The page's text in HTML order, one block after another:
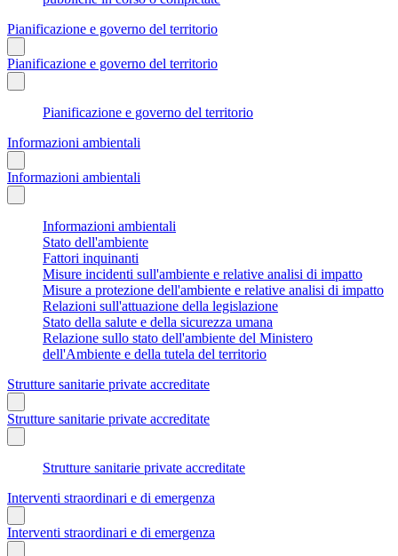
Pianificazione e governo del territorio
Pianificazione e governo del territorio
Pianificazione e governo del territorio
Informazioni ambientali
Informazioni ambientali
Informazioni ambientali
Stato dell'ambiente
Fattori inquinanti
Misure incidenti sull'ambiente e relative analisi di impatto
Misure a protezione dell'ambiente e relative analisi di impatto
Relazioni sull'attuazione della legislazione
Stato della salute e della sicurezza umana
Relazione sullo stato dell'ambiente del Ministero
dell'Ambiente e della tutela del territorio
Strutture sanitarie private accreditate
Strutture sanitarie private accreditate
Strutture sanitarie private accreditate
Interventi straordinari e di emergenza
Interventi straordinari e di emergenza